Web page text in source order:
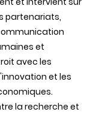
partenariats,
et
avec les
et les
la recherche et